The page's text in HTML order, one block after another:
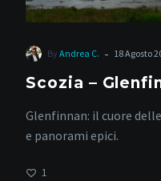
By Andrea C. - 18 Agosto
Scozia –
Glenfinnan: il cuore
e panorami epici.
1